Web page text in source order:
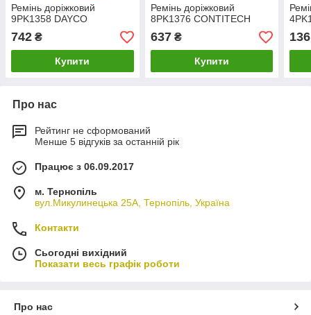
Ремінь доріжковий
9PK1358 DAYCO
742 ₴
Купити
Ремінь доріжковий
8PK1376 CONTITECH
637₴
Купити
136
Про нас
Рейтинг не сформований
Менше 5 відгуків за останній рік
Працює з 06.09.2017
м. Тернопіль
вул.Микулинецька 25А, Тернопіль, Україна
Контакти
Сьогодні вихідний
Показати весь графік роботи
Про нас